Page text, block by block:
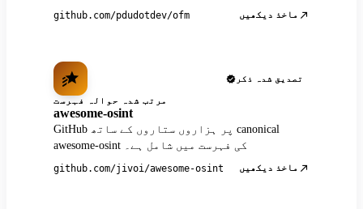
github.com/pdudotdev/ofm ماخذ دیکھیں
تصدیق شدہ ذکر
مرتب شدہ حوالہ فہرست
awesome-osint
GitHub پر ہزاروں ستاروں کے ساتھ canonical
awesome-osint کی فہرست میں شامل ہے۔
github.com/jivoi/awesome-osint ماخذ دیکھیں